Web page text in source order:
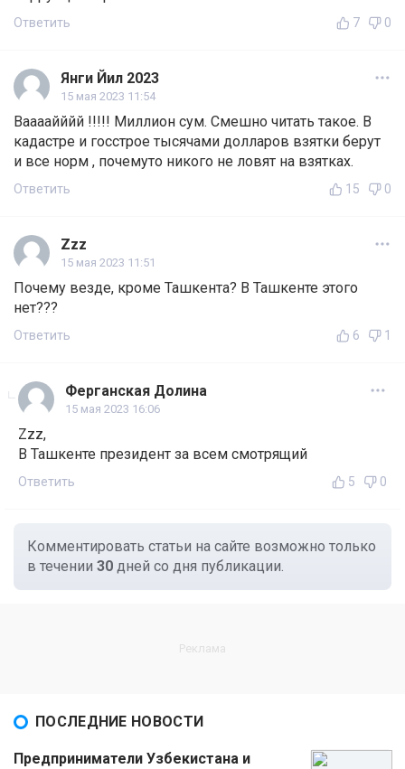
Ответить 7 0
Янги Йил 2023
15 мая 2023 11:54
Ваааайййй !!!!! Миллион сум. Смешно читать такое. В
кадастре и госстрое тысячами долларов взятки берут
и все норм , почемуто никого не ловят на взятках.
Ответить 15 0
Zzz
15 мая 2023 11:51
Почему везде, кроме Ташкента? В Ташкенте этого
нет???
Ответить 6 1
Ферганская Долина
15 мая 2023 16:06
Zzz,
В Ташкенте президент за всем смотрящий
Ответить 5 0
Комментировать статьи на сайте возможно только
в течении 30 дней со дня публикации.
ПОСЛЕДНИЕ НОВОСТИ
Предприниматели Узбекистана и